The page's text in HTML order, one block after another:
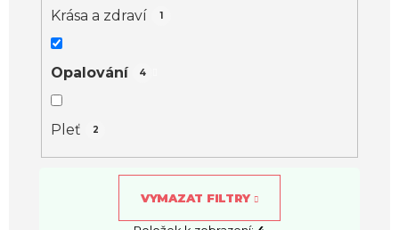
Krása a zdraví 1
Opalování 4
Pleť 2
VYMAZAT FILTRY